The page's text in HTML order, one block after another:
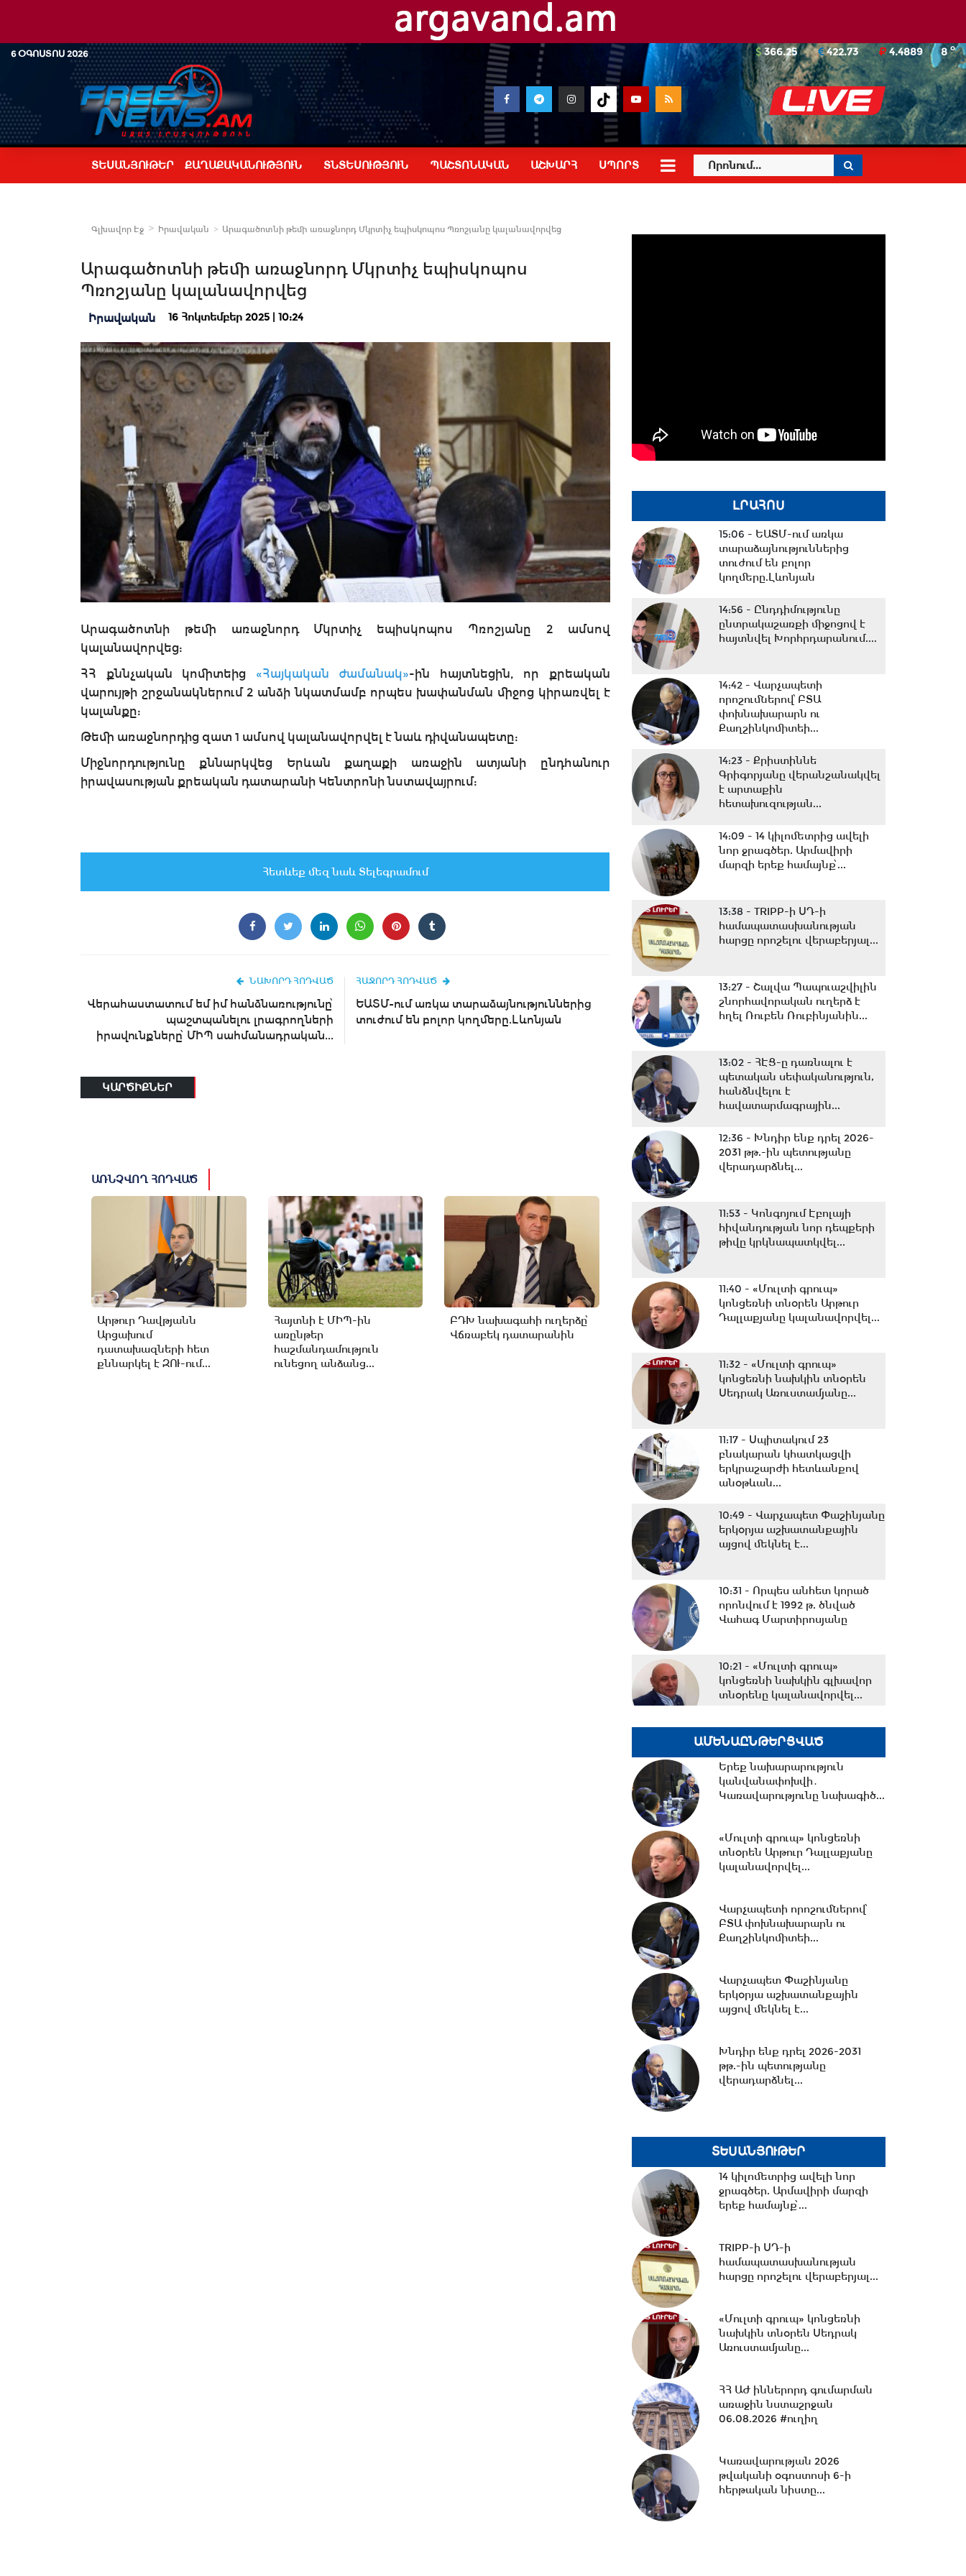
6 ՕԳՈՍՏՈՍ 2026 8o
366.25 422.73 4.4889
ՏԵՍԱՆՅՈՒԹԵՐ ՔԱՂԱՔԱԿԱՆՈՒԹՅՈՒՆ ՏՆՏԵՍՈՒԹՅՈՒՆ ՊԱՇՏՈՆԱԿԱՆ ԱՇԽԱՐՀ ՍՊՈՐՏ
Գլխավոր Էջ Իրավական Արագածոտնի թեմի առաջնորդ Մկրտիչ եպիսկոպոս Պռոշյանը կալանավորվեց
Արագածոտնի թեմի առաջնորդ Մկրտիչ եպիսկոպոս
Պռոշյանը կալանավորվեց
Իրավական 16 Հոկտեմբեր 2025 | 10:24
Արագածոտնի թեմի առաջնորդ Մկրտիչ եպիսկոպոս Պռոշյանը 2 ամսով
կալանավորվեց:
ՀՀ քննչական կոմիտեից «Հայկական ժամանակ»-ին հայտնեցին, որ քրեական
վարույթի շրջանակներում 2 անձի նկատմամբ որպես խափանման միջոց կիրառվել է
կալանքը:
Թեմի առաջնորդից զատ 1 ամսով կալանավորվել է նաև դիվանապետը:
Միջնորդությունը քննարկվեց Երևան քաղաքի առաջին ատյանի ընդհանուր
իրավասության քրեական դատարանի Կենտրոնի նստավայրում:
Հետևեք մեզ նաև Տելեգրամում
ՆԱԽՈՐԴ ՀՈԴՎԱԾ
Վերահաստատում եմ իմ հանձնառությունը՝
պաշտպանելու լրագրողների
իրավունքները՝ ՄԻՊ սահմանադրական...
ՀԱՋՈՐԴ ՀՈԴՎԱԾ
ԵԱՏՄ-ում առկա տարաձայնություններից
տուժում են բոլոր կողմերը.Լևոնյան
ԿԱՐԾԻՔՆԵՐ
ԱՌՆՉՎՈՂ ՀՈԴՎԱԾ
Արթուր Դավթյանն
Արցախում
դատախազների հետ
քննարկել է ԶՈՒ-ում...
Հայտնի է ՄԻՊ-ին
առընթեր
հաշմանդամություն
ունեցող անձանց...
ԲԴԽ նախագահի ուղերձը՝
Վճռաբեկ դատարանին
ԼՐԱՀՈՍ
15:06 - ԵԱՏՄ-ում առկա
տարաձայնություններից
տուժում են բոլոր
կողմերը.Լևոնյան
14:56 - Ընդդիմությունը
ընտրակաշառքի միջոցով է
հայտնվել Խորհրդարանում....
14:42 - Վարչապետի
որոշումներով՝ ԲՏԱ
փոխնախարարն ու
Քաղշինկոմիտեի...
14:23 - Քրիստիննե
Գրիգորյանը վերանշանակվել
է արտաքին
հետախուզության...
14:09 - 14 կիլոմետրից ավելի
նոր ջրագծեր. Արմավիրի
մարզի երեք համայնք՝...
13:38 - TRIPP-ի ՍԴ-ի
համապատասխանության
հարցը որոշելու վերաբերյալ...
13:27 - Շալվա Պապուաշվիլին
շնորհավորական ուղերձ է
հղել Ռուբեն Ռուբինյանին...
13:02 - ՀԷՑ-ը դառնալու է
պետական սեփականություն,
հանձնվելու է
հավատարմագրային...
12:36 - Խնդիր ենք դրել 2026-
2031 թթ.-ին պետությանը
վերադարձնել...
11:53 - Կոնգոյում Էբոլայի
հիվանդության նոր դեպքերի
թիվը կրկնապատկվել...
11:40 - «Մուլտի գրուպ»
կոնցեռնի տնօրեն Արթուր
Դալլաքյանը կալանավորվել...
11:32 - «Մուլտի գրուպ»
կոնցեռնի նախկին տնօրեն
Սեդրակ Առուստամյանը...
11:17 - Սպիտակում 23
բնակարան կհատկացվի
երկրաշարժի հետևանքով
անօթևան...
10:49 - Վարչապետ Փաշինյանը
երկօրյա աշխատանքային
այցով մեկնել է...
10:31 - Որպես անհետ կորած
որոնվում է 1992 թ. ծնված
Վահագ Մարտիրոսյանը
10:21 - «Մուլտի գրուպ»
կոնցեռնի նախկին գլխավոր
տնօրենը կալանավորվել...
10:09 -Երեք նախարարություն
կանվանափոխվի․
Կառավարությունը նախագիծ...
գումարման առաջին
նստաշրջան 06.08.2026
#ուղիղ
թվականի օգոստոսի 6-ի
հերթական նիստը...
սուպերմարկետներից մեկի
անունից քաղաքացիներին...
շնորհավորել է ԱԺ իններորդ
գումարման
պատգամավորներին...
քաղաքական պատճառով...
19:30 -ԱՄՆ-ն կրկնապատկել է
TRIPP+ հիմնադրամի
18:48 -Փոխխոսնակի
ընտրությունից մինչև Մարտի 1,
քաղաքականություն․...
18:35 -Եկել է ժամանակը, որ
18:16 -Վահագն Ալեքսանյանն
17:59 -Մենք իրավունք չունենք
ԱՄԵՆԱԸՆԹԵՐՑՎԱԾ
Երեք նախարարություն
կանվանափոխվի․
Կառավարությունը նախագիծ...
«Մուլտի գրուպ» կոնցեռնի
տնօրեն Արթուր Դալլաքյանը
կալանավորվել...
Վարչապետի որոշումներով՝
ԲՏԱ փոխնախարարն ու
Քաղշինկոմիտեի...
Վարչապետ Փաշինյանը
երկօրյա աշխատանքային
այցով մեկնել է...
Խնդիր ենք դրել 2026-2031
թթ.-ին պետությանը
վերադարձնել...
ՏԵՍԱՆՅՈՒԹԵՐ
14 կիլոմետրից ավելի նոր
ջրագծեր. Արմավիրի մարզի
երեք համայնք՝...
TRIPP-ի ՍԴ-ի
համապատասխանության
հարցը որոշելու վերաբերյալ...
«Մուլտի գրուպ» կոնցեռնի
նախկին տնօրեն Սեդրակ
Առուստամյանը...
ՀՀ ԱԺ իններորդ գումարման
առաջին նստաշրջան
06.08.2026 #ուղիղ
Կառավարության 2026
թվականի օգոստոսի 6-ի
հերթական նիստը...